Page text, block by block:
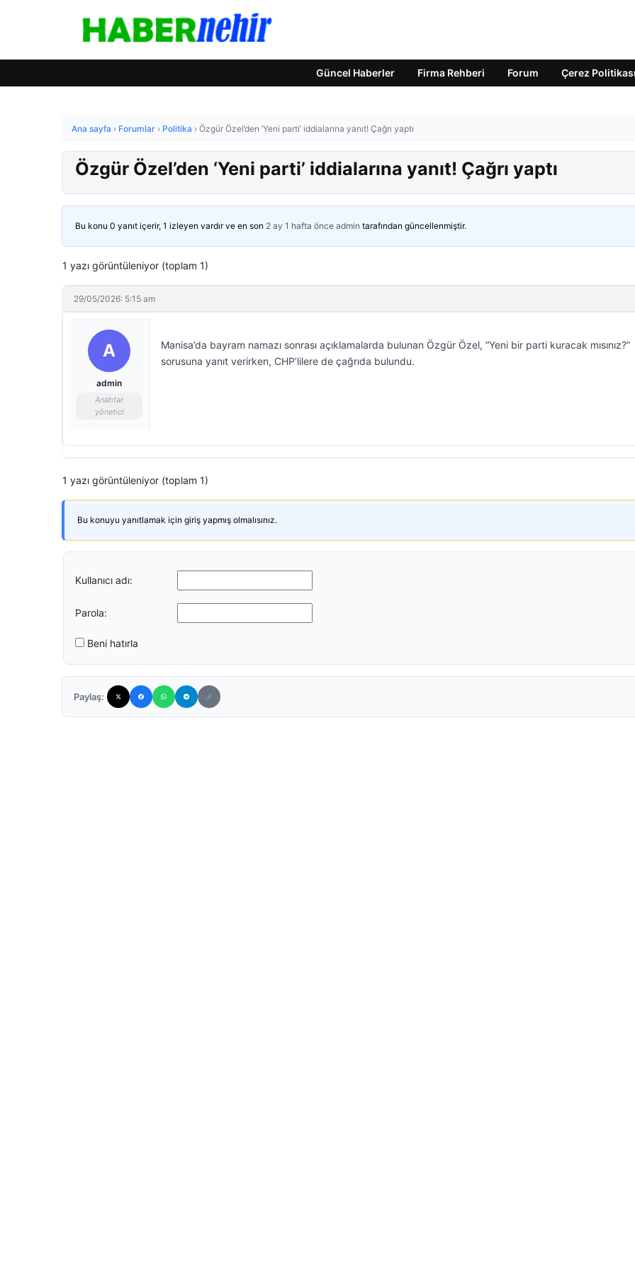
Güncel Haberler Firma Rehberi Forum Çerez Politikası
Ana sayfa › Forumlar › Politika › Özgür Özel’den ‘Yeni parti’ iddialarına yanıt! Çağrı yaptı
Özgür Özel’den ‘Yeni parti’ iddialarına yanıt! Çağrı yaptı
Bu konu 0 yanıt içerir, 1 izleyen vardır ve en son 2 ay 1 hafta önce admin tarafından güncellenmiştir.
1 yazı görüntüleniyor (toplam 1)
29/05/2026: 5:15 am
A
admin
Anahtar
yönetici
Manisa’da bayram namazı sonrası açıklamalarda bulunan Özgür Özel, “Yeni bir parti kuracak mısınız?”
sorusuna yanıt verirken, CHP’lilere de çağrıda bulundu.
1 yazı görüntüleniyor (toplam 1)
Bu konuyu yanıtlamak için giriş yapmış olmalısınız.
Kullanıcı adı:
Parola:
Beni hatırla
Paylaş: